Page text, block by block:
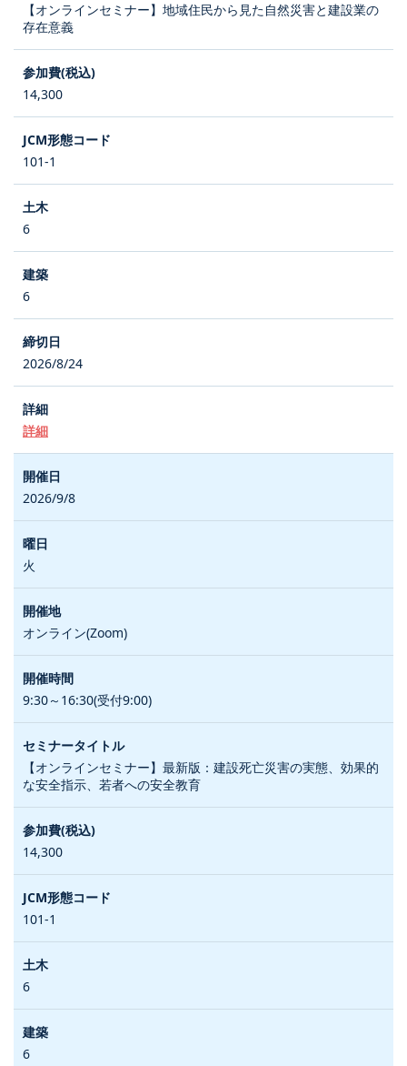
【オンラインセミナー】地域住民から見た自然災害と建設業の
存在意義
14,300
101-1
6
6
2026/8/24
詳細
2026/9/8
火
オンライン(Zoom)
9:30～16:30(受付9:00)
【オンラインセミナー】最新版：建設死亡災害の実態、効果的
な安全指示、若者への安全教育
14,300
101-1
6
6